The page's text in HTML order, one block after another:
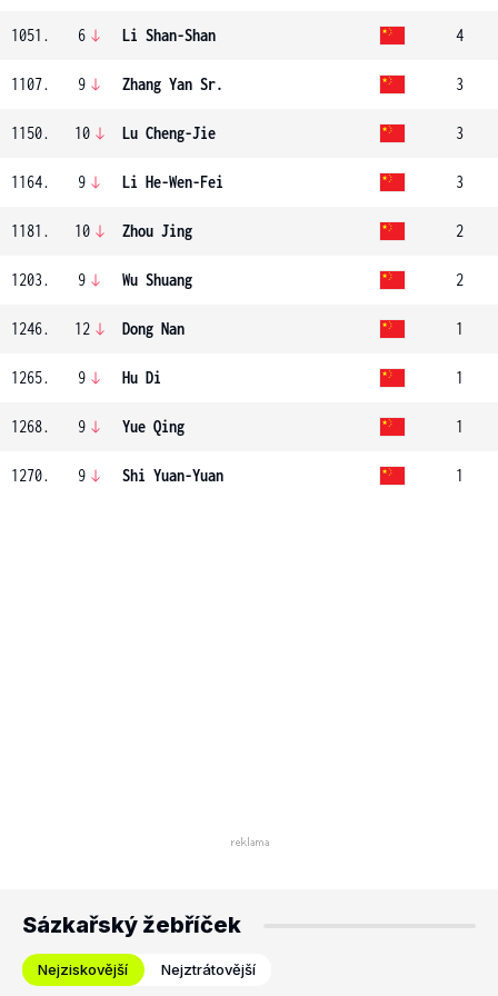
1051. 6 Li Shan-Shan 4
1107. 9 Zhang Yan Sr. 3
1150. 10 Lu Cheng-Jie 3
1164. 9 Li He-Wen-Fei 3
1181. 10 Zhou Jing 2
1203. 9 Wu Shuang 2
1246. 12 Dong Nan 1
1265. 9 Hu Di 1
1268. 9 Yue Qing 1
1270. 9 Shi Yuan-Yuan 1
Sázkařský žebříček
Nejziskovější Nejztrátovější